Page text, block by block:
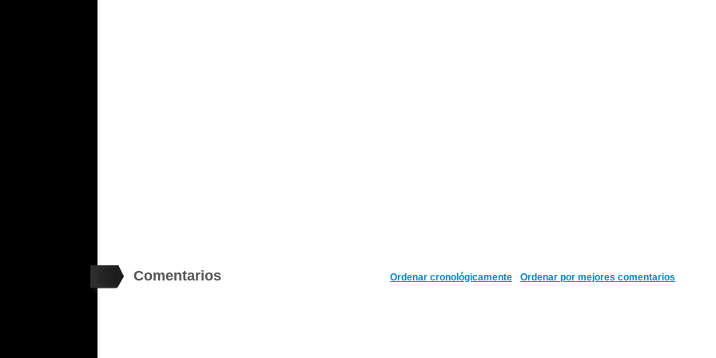
Comentarios Ordenar por mejores comentarios
Ordenar cronológicamente